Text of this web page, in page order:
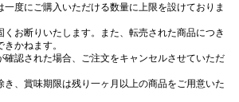
一度にご購入いただける数量に上限を設けておりま
くお断りいたします。また、転売された商品につき
かねます。
確認された場合、ご注文をキャンセルさせていただ
き、賞味期限は残り一ヶ月以上の商品をご用意いた